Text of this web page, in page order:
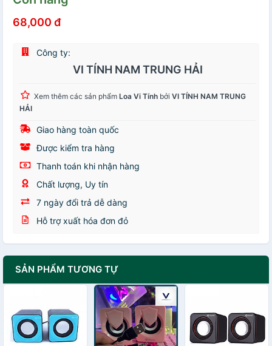
68,000 đ
Công ty:
VI TÍNH NAM TRUNG HẢI
Xem thêm các sản phẩm Loa Vi Tính bởi VI TÍNH NAM TRUNG
HẢI
Giao hàng toàn quốc
Được kiểm tra hàng
Thanh toán khi nhận hàng
Chất lượng, Uy tín
7 ngày đổi trả dễ dàng
Hỗ trợ xuất hóa đơn đỏ
SẢN PHẨM TƯƠNG TỰ